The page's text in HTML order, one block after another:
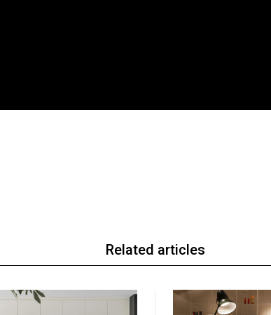
Related articles